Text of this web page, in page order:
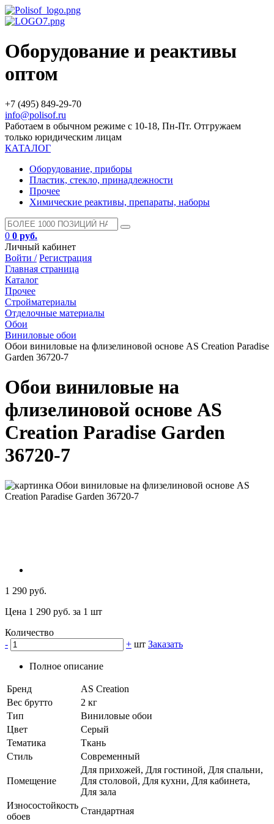
Оборудование и реактивы
оптом
+7 (495) 849-29-70
info@polisof.ru
Работаем в обычном режиме с 10-18, Пн-Пт. Отгружаем
только юридическим лицам
КАТАЛОГ
Оборудование, приборы
Пластик, стекло, принадлежности
Прочее
Химические реактивы, препараты, наборы
0 0 руб.
Личный кабинет
Войти / Регистрация
Главная страница
Каталог
Прочее
Стройматериалы
Отделочные материалы
Обои
Виниловые обои
Обои виниловые на флизелиновой основе AS Creation Paradise
Garden 36720-7
Обои виниловые на
флизелиновой основе AS
Creation Paradise Garden
36720-7
1 290 руб.
Цена 1 290 руб. за 1 шт
Количество
-
+ шт Заказать
Полное описание
Бренд
AS Creation
Вес брутто
2 кг
Тип
Виниловые обои
Цвет
Серый
Тематика
Ткань
Стиль
Современный
Помещение
Для прихожей, Для гостиной, Для спальни,
Для столовой, Для кухни, Для кабинета,
Для зала
Износостойкость
обоев
Стандартная